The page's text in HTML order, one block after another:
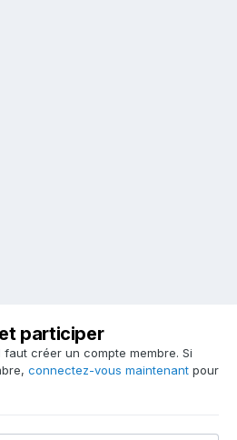
participer
créer un compte membre. Si
connectez-vous maintenant pour